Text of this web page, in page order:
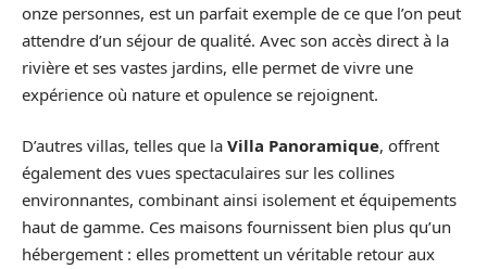
onze personnes, est un parfait exemple de ce que l’on peut
attendre d’un séjour de qualité. Avec son accès direct à la
rivière et ses vastes jardins, elle permet de vivre une
expérience où nature et opulence se rejoignent.
D’autres villas, telles que la Villa Panoramique, offrent
également des vues spectaculaires sur les collines
environnantes, combinant ainsi isolement et équipements
haut de gamme. Ces maisons fournissent bien plus qu’un
hébergement : elles promettent un véritable retour aux